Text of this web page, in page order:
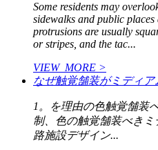
Some residents may
sidewalks and public places
protrusions are usually
or stripes, and the tac...
VIEW_MORE >
なぜ触覚舗装がミディア
1。を理由の色触覚舗装
制、色の触覚舗装べき
路施設デザイン...